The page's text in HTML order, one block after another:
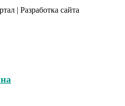
| Разработка сайта